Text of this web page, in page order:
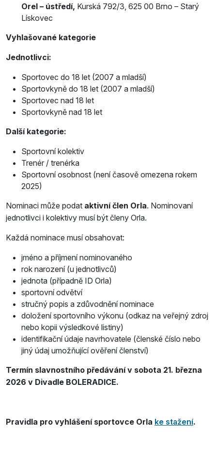
Orel – ústředí, Kurská 792/3, 625 00 Brno – Starý
Lískovec
Vyhlašované kategorie
Jednotlivci:
Sportovec do 18 let (2007 a mladší)
Sportovkyně do 18 let (2007 a mladší)
Sportovec nad 18 let
Sportovkyně nad 18 let
Další kategorie:
Sportovní kolektiv
Trenér / trenérka
Sportovní osobnost (není časově omezena rokem
2025)
Nominaci může podat aktivní člen Orla. Nominovaní
jednotlivci i kolektivy musí být členy Orla.
Každá nominace musí obsahovat:
jméno a příjmení nominovaného
rok narození (u jednotlivců)
jednota (případně ID Orla)
sportovní odvětví
stručný popis a zdůvodnění nominace
doložení sportovního výkonu (odkaz na veřejný zdroj
nebo kopii výsledkové listiny)
identifikační údaje navrhovatele (členské číslo nebo
jiný údaj umožňující ověření členství)
Termín slavnostního předávánív sobota 21. března
2026 v Divadle BOLERADICE.
Pravidla pro vyhlášení sportovce Orla ke stažení.